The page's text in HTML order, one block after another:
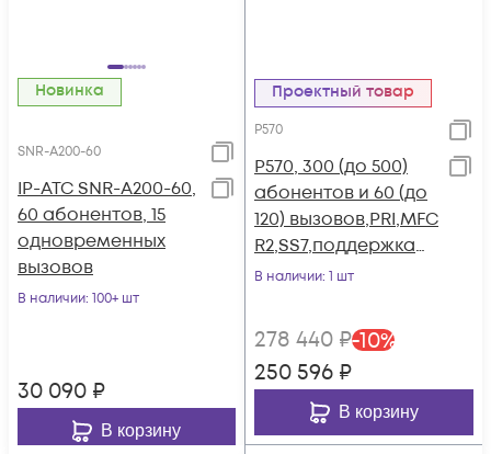
Новинка
SNR-A200-60
IP-АТС SNR-A200-60,
60 абонентов, 15
одновременных
вызовов
В наличии: 100+ шт
30 090 ₽
В корзину
Проектный товар
P570
P570, 300 (до 500)
абонентов и 60 (до
120) вызовов,PRI,MFC
R2,SS7,поддержка
FXO,FXS,GSM,BRI
В наличии: 1 шт
278 440 ₽-10%
250 596 ₽
В корзину